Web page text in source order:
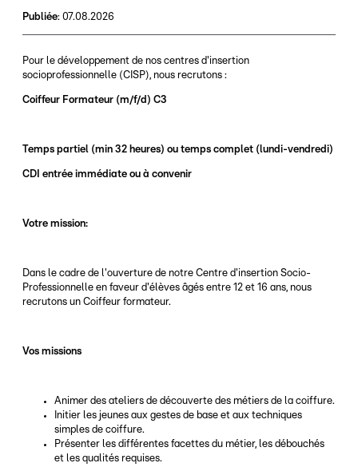
Publiée: 07.08.2026
Pour le développement de nos centres d'insertion
socioprofessionnelle (CISP), nous recrutons :
Coiffeur Formateur (m/f/d) C3
Temps partiel (min 32 heures) ou temps complet (lundi-vendredi)
CDI entrée immédiate ou à convenir
Votre mission:
Dans le cadre de l'ouverture de notre Centre d'insertion Socio-
Professionnelle en faveur d'élèves âgés entre 12 et 16 ans, nous
recrutons un Coiffeur formateur.
Vos missions
Animer des ateliers de découverte des métiers de la coiffure.
Initier les jeunes aux gestes de base et aux techniques
simples de coiffure.
Présenter les différentes facettes du métier, les débouchés
et les qualités requises.